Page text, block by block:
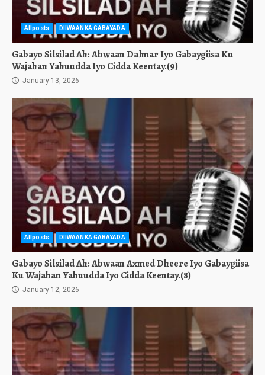
Allposts DIIWAANKA GABAYADA
Gabayo Silsilad Ah: Abwaan Dalmar Iyo Gabaygiisa Ku
Wajahan Yahuudda Iyo Cidda Keentay.(9)
January 13, 2026
Allposts DIIWAANKA GABAYADA
Gabayo Silsilad Ah: Abwaan Axmed Dheere Iyo Gabaygiisa
Ku Wajahan Yahuudda Iyo Cidda Keentay.(8)
January 12, 2026